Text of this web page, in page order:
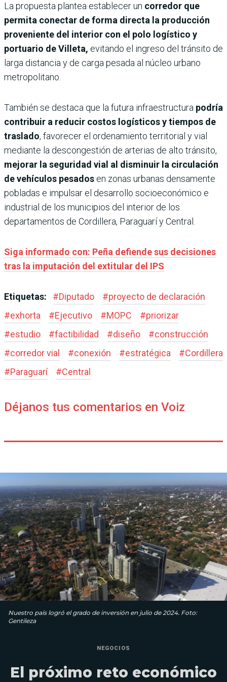
La propuesta plantea establecer un corredor que
permita conectar de forma directa la producción
proveniente del interior con el polo logístico y
portuario de Villeta, evitando el ingreso del tránsito de
larga distancia y de carga pesada al núcleo urbano
metropolitano.
También se destaca que la futura infraestructura podría
contribuir a reducir costos logísticos y tiempos de
traslado, favorecer el ordenamiento territorial y vial
mediante la descongestión de arterias de alto tránsito,
mejorar la seguridad vial al disminuir la circulación
de vehículos pesados en zonas urbanas densamente
pobladas e impulsar el desarrollo socioeconómico e
industrial de los municipios del interior de los
departamentos de Cordillera, Paraguarí y Central.
Siga informado con: Peña defiende sus decisiones
tras la imputación del extitular del IPS
Etiquetas: #Diputado #proyecto de declaración
#exhorta #Ejecutivo #MOPC #priorizar
#estudio #factibilidad #diseño #construcción
#corredor vial #conexión #estratégica #Cordillera
#Paraguarí #Central
Déjanos tus comentarios en Voiz
Nuestro país logró el grado de inversión en julio de 2024. Foto:
Gentileza
NEGOCIOS
El próximo reto económico